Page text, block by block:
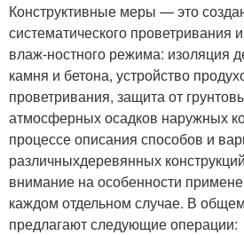
Конструктивные меры — это
систематического проветривания
влаж-ностного режима: изоляция
камня и бетона, устройство
проветривания, защита от
атмосферных осадков наружных
процессе описания способов и
различныхдеревянных
внимание на особенности
каждом отдельном случае. В
предлагают следующие операции: